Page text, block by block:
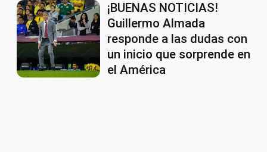
¡BUENAS NOTICIAS!
Guillermo Almada
responde a las dudas con
un inicio que sorprende en
el América